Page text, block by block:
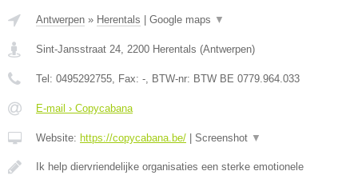
Antwerpen » Herentals Google maps ▼
Sint-Jansstraat 24, 2200 Herentals (Antwerpen)
Tel: 0495292755, Fax: -, BTW-nr: BTW BE 0779.964.033
E-mail › Copycabana
Website: https://copycabana.be/ Screenshot ▼
Ik help diervriendelijke organisaties een sterke emotionele